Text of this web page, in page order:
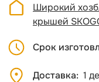
Широкий
крышей
Срок
Доставка 1